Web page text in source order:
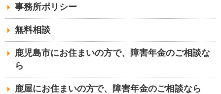
事務所ポリシー
無料相談
鹿児島市にお住まいの方で、障害年金のご相談な
ら
鹿屋にお住まいの方で、障害年金のご相談なら